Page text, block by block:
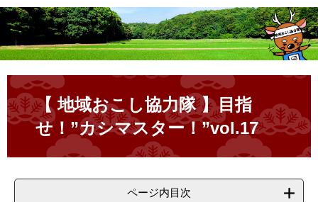
本
文
【 地域おこし協力隊 】目指
せ！”カシマスター！”vol.17
ページ内目次